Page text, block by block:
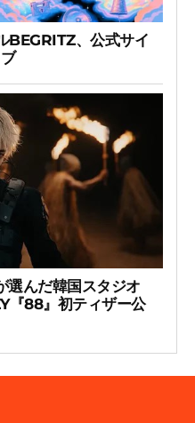
BEGRITZ、公式サイ
選んだ韓国スタジオ
『88』初ティザー公